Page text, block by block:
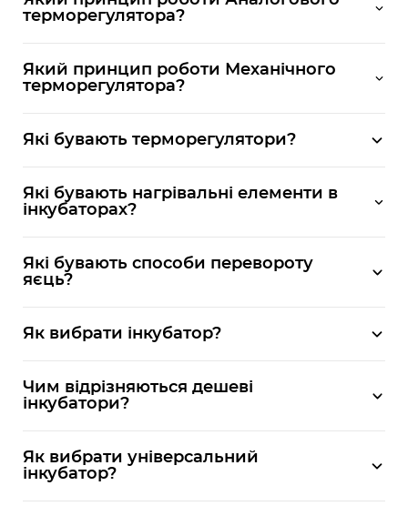
терморегулятора?
Який принцип роботи Механічного
терморегулятора?
Які бувають терморегулятори?
Які бувають нагрівальні елементи в
інкубаторах?
Які бувають способи перевороту
яєць?
Як вибрати інкубатор?
Чим відрізняються дешеві
інкубатори?
Як вибрати універсальний
інкубатор?